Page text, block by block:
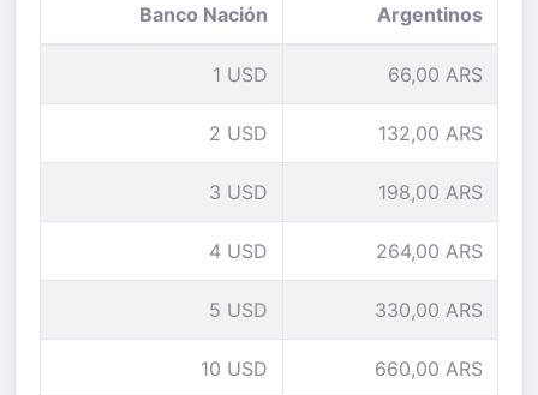
Banco Nación
Argentinos
1 USD 66,00 ARS
2 USD 132,00 ARS
3 USD 198,00 ARS
4 USD 264,00 ARS
5 USD 330,00 ARS
10 USD 660,00 ARS